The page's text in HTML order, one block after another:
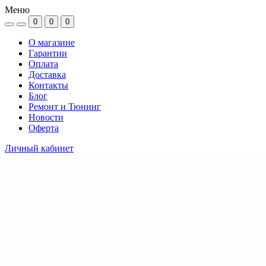
Меню
0 0 0
О магазине
Гарантии
Оплата
Доставка
Контакты
Блог
Ремонт и Тюнинг
Новости
Оферта
Личный кабинет